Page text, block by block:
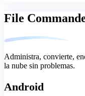
File
Administra, convierte,
la nube sin problemas.
Android